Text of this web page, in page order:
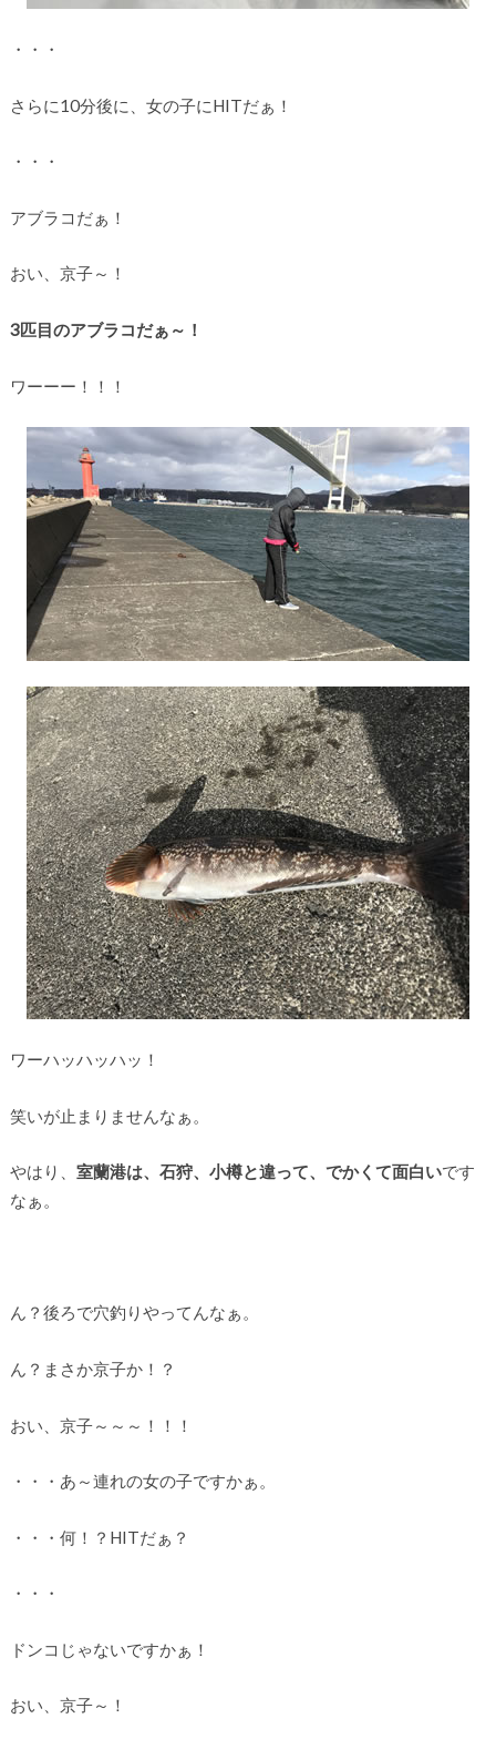
・・・
さらに10分後に、女の子にHITだぁ！
・・・
アブラコだぁ！
おい、京子～！
3匹目のアブラコだぁ～！
ワーーー！！！
ワーハッハッハッ！
笑いが止まりませんなぁ。
やはり、 室蘭港は、石狩、小樽と違って、でかくて面白いです
なぁ。
ん？後ろで穴釣りやってんなぁ。
ん？まさか京子か！？
おい、京子～～～！！！
・・・あ～連れの女の子ですかぁ。
・・・何！？HITだぁ？
・・・
ドンコじゃないですかぁ！
おい、京子～！